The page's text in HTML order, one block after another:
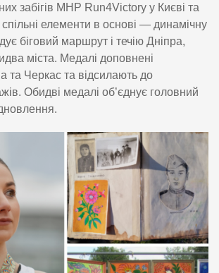
забігів MHP Run4Victory у Києві та
елементи в основі — динамічну
біговий маршрут і течію Дніпра,
міста. Медалі доповнені
та Черкас та відсилають до
Обидві медалі об’єднує головний